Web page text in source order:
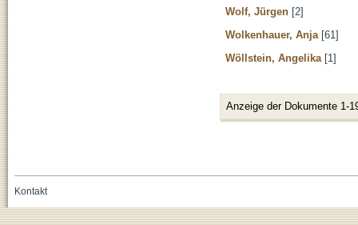
Wolf, Jürgen [2]
Wolkenhauer, Anja [61]
Wöllstein, Angelika [1]
Anzeige der Dokumente 1-
Kontakt